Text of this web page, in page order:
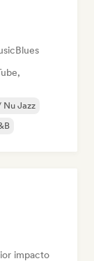
Blues
Nu Jazz
impacto